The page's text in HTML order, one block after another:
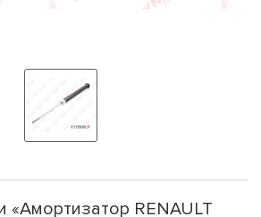
«Амортизатор RENAULT